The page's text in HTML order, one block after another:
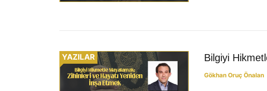
YAZILAR Bilgiyi
Gökhan Oruç Önalan